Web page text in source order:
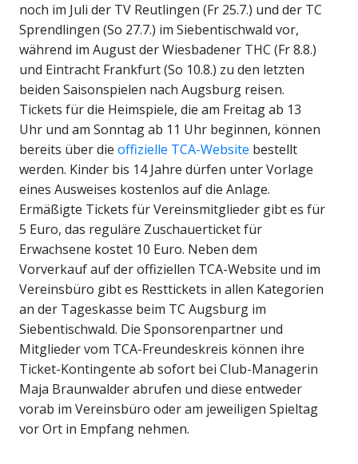
noch im Juli der TV Reutlingen (Fr 25.7.) und der TC
Sprendlingen (So 27.7.) im Siebentischwald vor,
während im August der Wiesbadener THC (Fr 8.8.)
und Eintracht Frankfurt (So 10.8.) zu den letzten
beiden Saisonspielen nach Augsburg reisen.
Tickets für die Heimspiele, die am Freitag ab 13
Uhr und am Sonntag ab 11 Uhr beginnen, können
bereits über die offizielle TCA-Website bestellt
werden. Kinder bis 14 Jahre dürfen unter Vorlage
eines Ausweises kostenlos auf die Anlage.
Ermäßigte Tickets für Vereinsmitglieder gibt es für
5 Euro, das reguläre Zuschauerticket für
Erwachsene kostet 10 Euro. Neben dem
Vorverkauf auf der offiziellen TCA-Website und im
Vereinsbüro gibt es Resttickets in allen Kategorien
an der Tageskasse beim TC Augsburg im
Siebentischwald. Die Sponsorenpartner und
Mitglieder vom TCA-Freundeskreis können ihre
Ticket-Kontingente ab sofort bei Club-Managerin
Maja Braunwalder abrufen und diese entweder
vorab im Vereinsbüro oder am jeweiligen Spieltag
vor Ort in Empfang nehmen.